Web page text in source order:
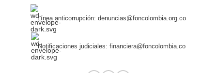
Línea anticorrupción: denuncias@foncolombia.org.co
Notificaciones judiciales: financiera@foncolombia.co